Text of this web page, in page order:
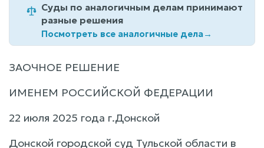
Суды по аналогичным делам принимают
разные решения
Посмотреть все аналогичные дела→
ЗАОЧНОЕ РЕШЕНИЕ
ИМЕНЕМ РОССИЙСКОЙ ФЕДЕРАЦИИ
22 июля 2025 года г.Донской
Донской городской суд Тульской области в